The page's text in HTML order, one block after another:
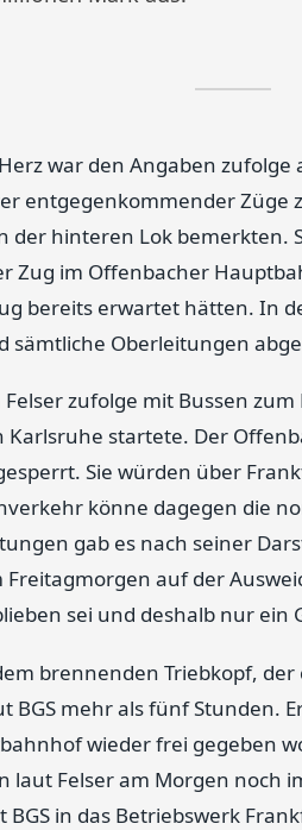
war den Angaben
entgegenkommender Züge
der hinteren Lok
Zug im Offenbacher
bereits erwartet hätten. In
sämtliche Oberleitungen
Felser zufolge mit Bussen
Karlsruhe startete. Der
Sie würden über
könne dagegen die
gab es nach seiner
auf der
sei und deshalb nur ein
brennenden Triebkopf,
mehr als fünf Stunden.
wieder frei gegeben
laut Felser am Morgen
BGS in das Betriebswerk